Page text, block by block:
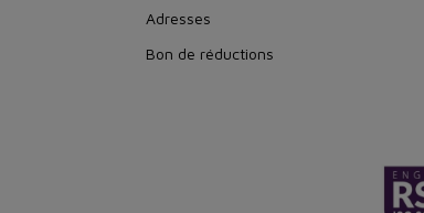
Adresses
Bon de réductions